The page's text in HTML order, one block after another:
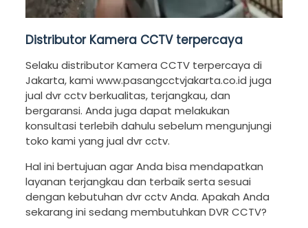
Distributor Kamera CCTV terpercaya
Selaku distributor Kamera CCTV terpercaya di
Jakarta, kami www.pasangcctvjakarta.co.id juga
jual dvr cctv berkualitas, terjangkau, dan
bergaransi. Anda juga dapat melakukan
konsultasi terlebih dahulu sebelum mengunjungi
toko kami yang jual dvr cctv.
Hal ini bertujuan agar Anda bisa mendapatkan
layanan terjangkau dan terbaik serta sesuai
dengan kebutuhan dvr cctv Anda. Apakah Anda
sekarang ini sedang membutuhkan DVR CCTV?